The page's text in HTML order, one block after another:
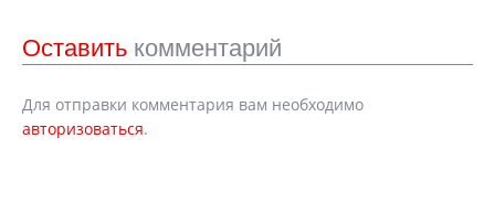
Оставить комментарий
Для отправки комментария вам необходимо
авторизоваться.